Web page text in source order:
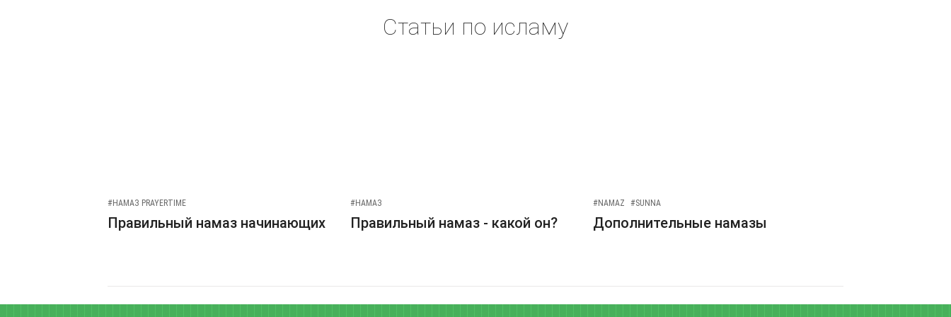
Статьи по исламу
#НАМАЗ PRAYERTIME
Правильный намаз начинающих
#НАМАЗ
Правильный намаз - какой он?
#NAMAZ #SUNNA
Дополнительные намазы